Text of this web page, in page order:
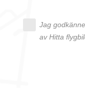
Jag
av Hitta